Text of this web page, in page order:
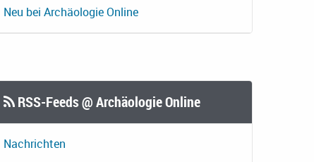
Neu bei Archäologie Online
RSS-Feeds @ Archäologie Online
Nachrichten